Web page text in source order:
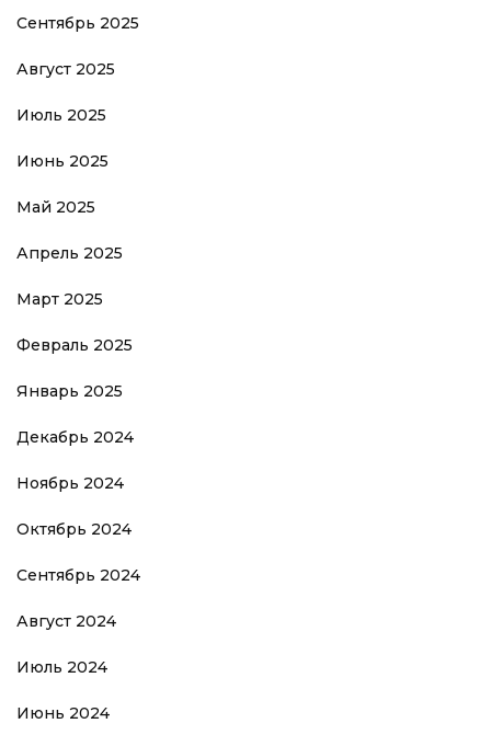
Сентябрь 2025
Август 2025
Июль 2025
Июнь 2025
Май 2025
Апрель 2025
Март 2025
Февраль 2025
Январь 2025
Декабрь 2024
Ноябрь 2024
Октябрь 2024
Сентябрь 2024
Август 2024
Июль 2024
Июнь 2024